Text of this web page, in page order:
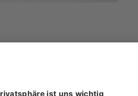
Das System überwacht,
Intelibrain für maximale